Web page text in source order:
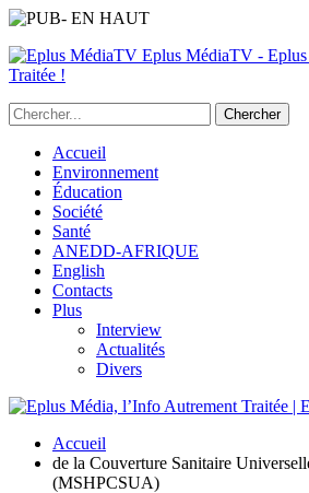
Eplus MédiaTV -
Traitée !
Accueil
Environnement
Éducation
Société
Santé
ANEDD-AFRIQUE
English
Contacts
Plus
Interview
Actualités
Divers
Accueil
de la Couverture Sanitaire
(MSHPCSUA)